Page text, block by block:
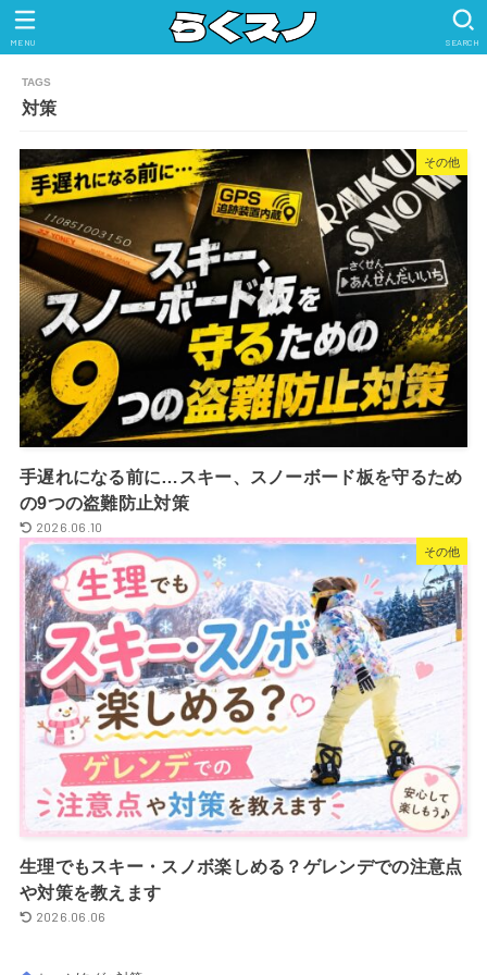
SEARCH
MENU
対策
その他
手遅れになる前に…スキー、スノーボード板を守るため
の9つの盗難防止対策
2026.06.10
その他
生理でもスキー・スノボ楽しめる？ゲレンデでの注意点
や対策を教えます
2026.06.06